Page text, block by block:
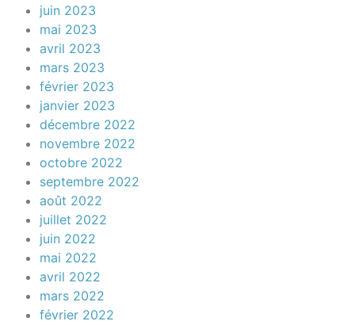
juin 2023
mai 2023
avril 2023
mars 2023
février 2023
janvier 2023
décembre 2022
novembre 2022
octobre 2022
septembre 2022
août 2022
juillet 2022
juin 2022
mai 2022
avril 2022
mars 2022
février 2022